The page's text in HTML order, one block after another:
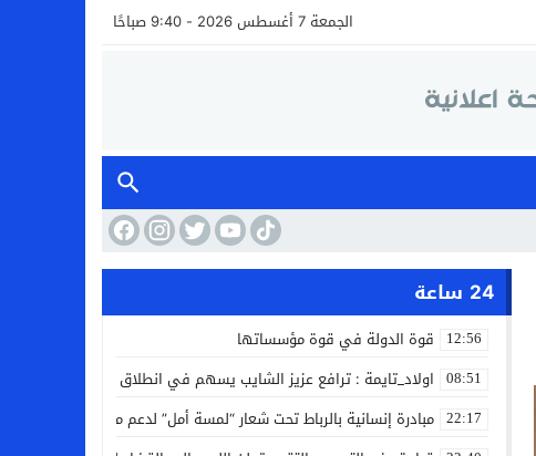
الجمعة 7 أغسطس 2026 - 9:40 صباحًا
24 ساعة
12:56 قوة الدولة في قوة مؤسساتها
08:51 اولاد_تايمة : ترافع عزيز الشايب يسهم في انطلاق مشروع مائي
22:17 مبادرة إنسانية بالرباط تحت شعار “لمسة أمل” لدعم مرضى السرطان